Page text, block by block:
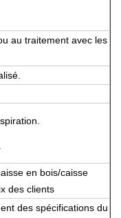
au traitement avec les
en bois/caisse
des clients
des spécifications du